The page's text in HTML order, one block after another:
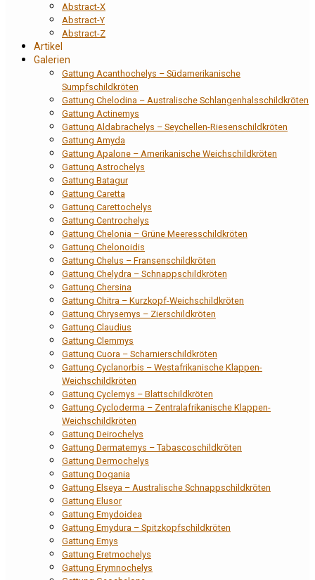
Abstract-X
Abstract-Y
Abstract-Z
Artikel
Galerien
Gattung Acanthochelys – Südamerikanische
Sumpfschildkröten
Gattung Chelodina – Australische Schlangenhalsschildkröten
Gattung Actinemys
Gattung Aldabrachelys – Seychellen-Riesenschildkröten
Gattung Amyda
Gattung Apalone – Amerikanische Weichschildkröten
Gattung Astrochelys
Gattung Batagur
Gattung Caretta
Gattung Carettochelys
Gattung Centrochelys
Gattung Chelonia – Grüne Meeresschildkröten
Gattung Chelonoidis
Gattung Chelus – Fransenschildkröten
Gattung Chelydra – Schnappschildkröten
Gattung Chersina
Gattung Chitra – Kurzkopf-Weichschildkröten
Gattung Chrysemys – Zierschildkröten
Gattung Claudius
Gattung Clemmys
Gattung Cuora – Scharnierschildkröten
Gattung Cyclanorbis – Westafrikanische Klappen-
Weichschildkröten
Gattung Cyclemys – Blattschildkröten
Gattung Cycloderma – Zentralafrikanische Klappen-
Weichschildkröten
Gattung Deirochelys
Gattung Dermatemys – Tabascoschildkröten
Gattung Dermochelys
Gattung Dogania
Gattung Elseya – Australische Schnappschildkröten
Gattung Elusor
Gattung Emydoidea
Gattung Emydura – Spitzkopfschildkröten
Gattung Emys
Gattung Eretmochelys
Gattung Erymnochelys